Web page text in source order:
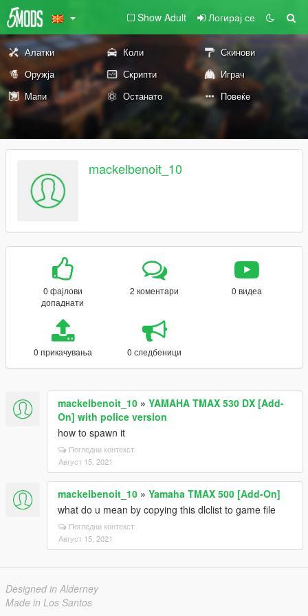
Show Adult Логирај се
Алатки Коли
Скинови
Оружја
Скрипти
Играч
Мапи
Останато Повеќе
mackelbenoit_10
0 фајлови
допаднати
2 коментари 0 видеа
0 прикачувања 0 следбеници
mackelbenoit_10 » YAMAHA TMAX 530 DX [Add-
On] with police version
how to spawn it
Погледни контекст
Август 15, 2021
mackelbenoit_10 » Yamaha TMAX 500 [Add-On]
what do u mean by copying this dlclist to game file
Погледни контекст
Август 15, 2021
Designed in Alderney
Made in Los Santos